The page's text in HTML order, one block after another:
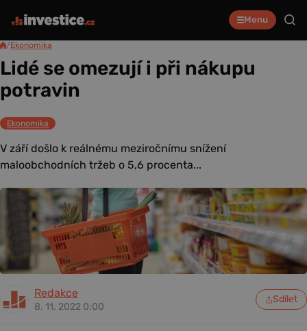
Menu
/Ekonomika
Lidé se omezují i při nákupu
potravin
Ekonomika
V září došlo k reálnému meziročnímu snížení
maloobchodních tržeb o 5,6 procenta...
Redakce
8. 11. 2022 0:00
Sdílet